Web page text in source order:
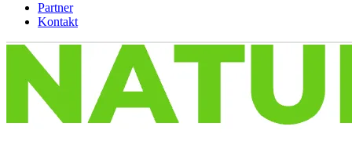
Partner
Kontakt